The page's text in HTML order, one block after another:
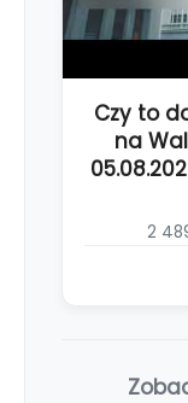
Czy to
na
2